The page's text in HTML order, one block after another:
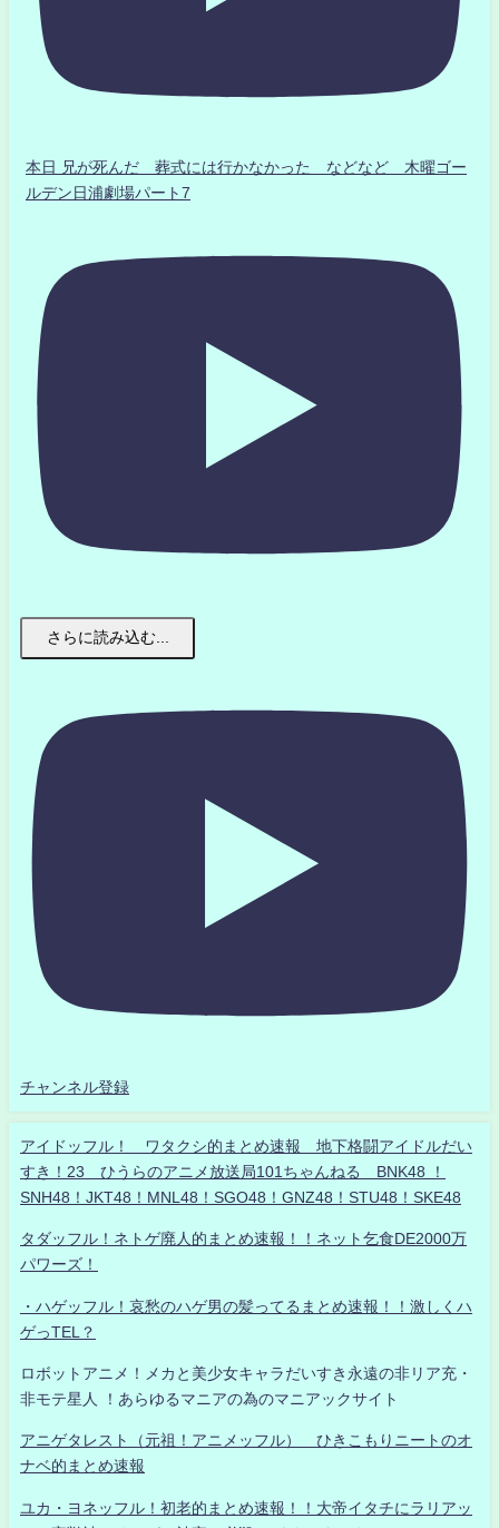
本日 兄が死んだ 葬式には行かなかった などなど 木曜ゴー
ルデン日浦劇場パート7
さらに読み込む...
チャンネル登録
アイドッフル！ ワタクシ的まとめ速報 地下格闘アイドルだい
すき！23 ひうらのアニメ放送局101ちゃんねる BNK48 ！
SNH48！JKT48！MNL48！SGO48！GNZ48！STU48！SKE48
タダッフル！ネトゲ廃人的まとめ速報！！ネット乞食DE2000万
パワーズ！
・ハゲッフル！哀愁のハゲ男の髪ってるまとめ速報！！激しくハ
ゲっTEL？
ロボットアニメ！メカと美少女キャラだいすき永遠の非リア充・
非モテ星人 ！あらゆるマニアの為のマニアックサイト
アニゲタレスト（元祖！アニメッフル） ひきこもりニートのオ
ナベ的まとめ速報
ユカ・ヨネッフル！初老的まとめ速報！！大帝イタチにラリアッ